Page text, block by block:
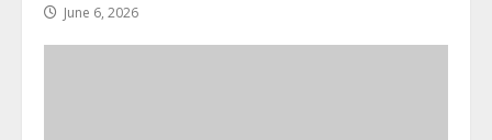
June 6, 2026